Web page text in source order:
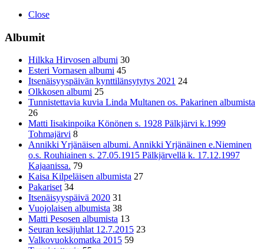
Close
Albumit
Hilkka Hirvosen albumi 30
Esteri Vornasen albumi 45
Itsenäisyyspäivän kynttilänsytytys 2021 24
Olkkosen albumi 25
Tunnistettavia kuvia Linda Multanen os. Pakarinen albumista
26
Matti Iisakinpoika Könönen s. 1928 Pälkjärvi k.1999
Tohmajärvi 8
Annikki Yrjänäisen albumi. Annikki Yrjänäinen e.Nieminen
o.s. Rouhiainen s. 27.05.1915 Pälkjärvellä k. 17.12.1997
Kajaanissa. 79
Kaisa Kilpeläisen albumista 27
Pakariset 34
Itsenäisyyspäivä 2020 31
Vuojolaisen albumista 38
Matti Pesosen albumista 13
Seuran kesäjuhlat 12.7.2015 23
Valkovuokkomatka 2015 59